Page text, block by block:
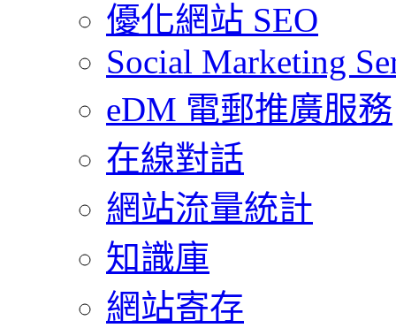
優化網站 SEO
Social Marketing
eDM 電郵推廣服務
在線對話
網站流量統計
知識庫
網站寄存